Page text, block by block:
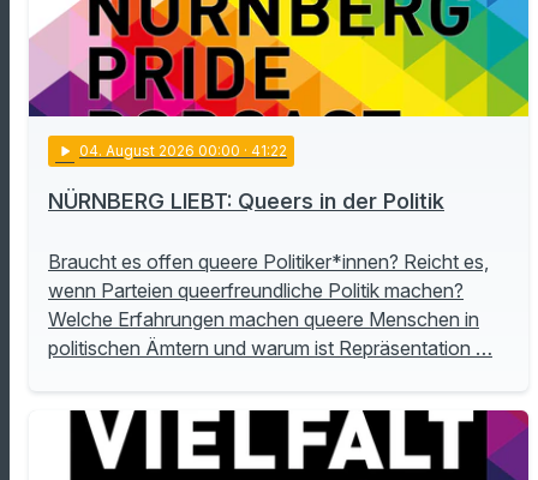
play_arrow 04. August 2026 00:00 · 41:22
NÜRNBERG LIEBT: Queers in der Politik
Braucht es offen queere Politiker*innen? Reicht es,
wenn Parteien queerfreundliche Politik machen?
Welche Erfahrungen machen queere Menschen in
politischen Ämtern und warum ist Repräsentation …